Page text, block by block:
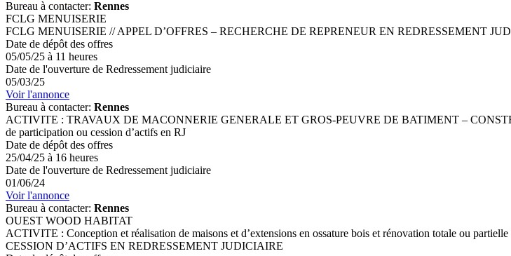
Bureau à contacter: Rennes
FCLG MENUISERIE
FCLG MENUISERIE // APPEL D’OFFRES – RECHERCHE DE REPRENEUR EN REDRESSEMENT
Date de dépôt des offres
05/05/25 à 11 heures
Date de l'ouverture de Redressement judiciaire
05/03/25
Voir l'annonce
Bureau à contacter: Rennes
ACTIVITE : TRAVAUX DE MACONNERIE GENERALE ET GROS-PEUVRE DE BATIMENT –
de participation ou cession d’actifs en RJ
Date de dépôt des offres
25/04/25 à 16 heures
Date de l'ouverture de Redressement judiciaire
01/06/24
Voir l'annonce
Bureau à contacter: Rennes
OUEST WOOD HABITAT
ACTIVITE : Conception et réalisation de maisons et d’extensions en ossature bois et rénovation totale ou
CESSION D’ACTIFS EN REDRESSEMENT JUDICIAIRE